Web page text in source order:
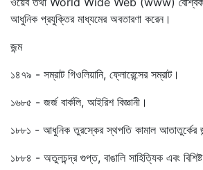
আধুনিক প্রযুক্তির মাধ্যমের অবতারণা করেন।
জন্ম
১৪৭৯ - সম্রাট গিওলিয়ানি, ফ্লোরেন্সের সম্রাট।
১৬৮৫ - জর্জ বার্কলি, আইরিশ বিজ্ঞানী।
১৮৮১ - আধুনিক তুরস্কের স্থপতি কামাল আতাতুর্কের
১৮৮৪ - অতুলচন্দ্র গুপ্ত, বাঙালি সাহিত্যিক এবং